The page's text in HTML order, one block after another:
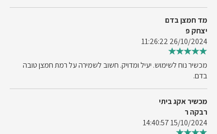
מד חמצן בדם
יצחק פ
26/10/2024 11:26:22
מכשיר נוח לשימוש. יעיל ומדויק. חשוב לשמירה על רמת חמצן טובה
בדם.
מכשיר אקג ביתי
רבקה ר
15/10/2024 14:40:57